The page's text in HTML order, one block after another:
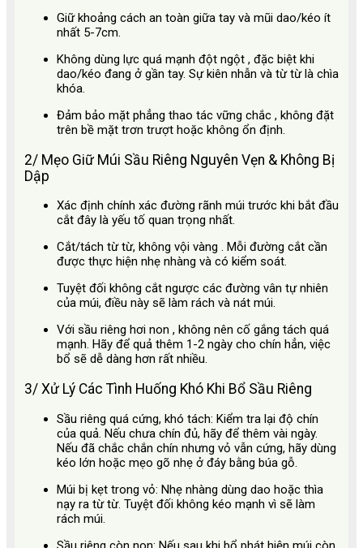
Giữ khoảng cách an toàn giữa tay và mũi dao/kéo ít
nhất 5-7cm.
Không dùng lực quá mạnh đột ngột , đặc biệt khi
dao/kéo đang ở gần tay. Sự kiên nhẫn và từ từ là chìa
khóa.
Đảm bảo mặt phẳng thao tác vững chắc , không đặt
trên bề mặt trơn trượt hoặc không ổn định.
2/ Mẹo Giữ Múi Sầu Riêng Nguyên Vẹn & Không Bị
Dập
Xác định chính xác đường rãnh múi trước khi bắt đầu
cắt đây là yếu tố quan trọng nhất.
Cắt/tách từ từ, không vội vàng . Mỗi đường cắt cần
được thực hiện nhẹ nhàng và có kiểm soát.
Tuyệt đối không cắt ngược các đường vân tự nhiên
của múi, điều này sẽ làm rách và nát múi.
Với sầu riêng hơi non , không nên cố gắng tách quá
mạnh. Hãy để quả thêm 1-2 ngày cho chín hẳn, việc
bổ sẽ dễ dàng hơn rất nhiều.
3/ Xử Lý Các Tình Huống Khó Khi Bổ Sầu Riêng
Sầu riêng quá cứng, khó tách: Kiểm tra lại độ chín
của quả. Nếu chưa chín đủ, hãy để thêm vài ngày.
Nếu đã chắc chắn chín nhưng vỏ vẫn cứng, hãy dùng
kéo lớn hoặc mẹo gõ nhẹ ở đáy bằng búa gỗ.
Múi bị kẹt trong vỏ: Nhẹ nhàng dùng dao hoặc thìa
nạy ra từ từ. Tuyệt đối không kéo mạnh vì sẽ làm
rách múi.